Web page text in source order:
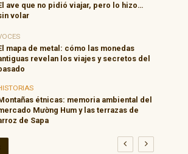
ave que no pidió viajar, pero lo hizo…
volar
mapa de metal: cómo las monedas
revelan los viajes y secretos del
étnicas: memoria ambiental del
Mường Hum y las terrazas de
de Sapa